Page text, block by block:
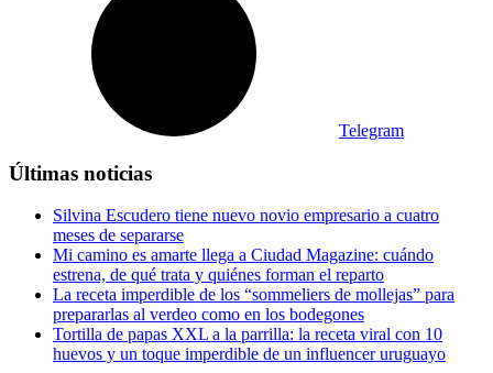
Telegram
Últimas noticias
Silvina Escudero tiene nuevo novio empresario a cuatro
meses de separarse
Mi camino es amarte llega a Ciudad Magazine: cuándo
estrena, de qué trata y quiénes forman el reparto
La receta imperdible de los “sommeliers de mollejas” para
prepararlas al verdeo como en los bodegones
Tortilla de papas XXL a la parrilla: la receta viral con 10
huevos y un toque imperdible de un influencer uruguayo